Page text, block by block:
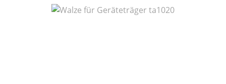
Bildergalerie überspringen